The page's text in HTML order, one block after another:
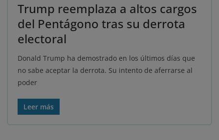
Trump reemplaza a altos cargos
del Pentágono tras su derrota
electoral
Donald Trump ha demostrado en los últimos días que
no sabe aceptar la derrota. Su intento de aferrarse al
poder
Leer más